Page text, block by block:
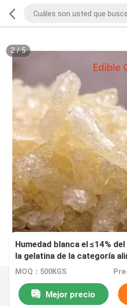
2/5
Humedad blanca el ≤14%
la gelatina de la categoría
MOQ：500KGS
Mejor precio